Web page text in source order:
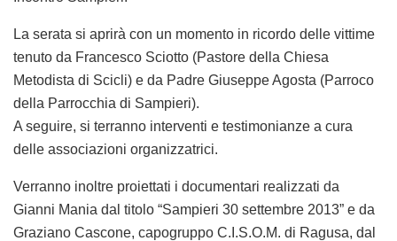
La serata si aprirà con un momento in ricordo delle vittime
tenuto da Francesco Sciotto (Pastore della Chiesa
Metodista di Scicli) e da Padre Giuseppe Agosta (Parroco
della Parrocchia di Sampieri).
A seguire, si terranno interventi e testimonianze a cura
delle associazioni organizzatrici.
Verranno inoltre proiettati i documentari realizzati da
Gianni Mania dal titolo “Sampieri 30 settembre 2013” e da
Graziano Cascone, capogruppo C.I.S.O.M. di Ragusa, dal